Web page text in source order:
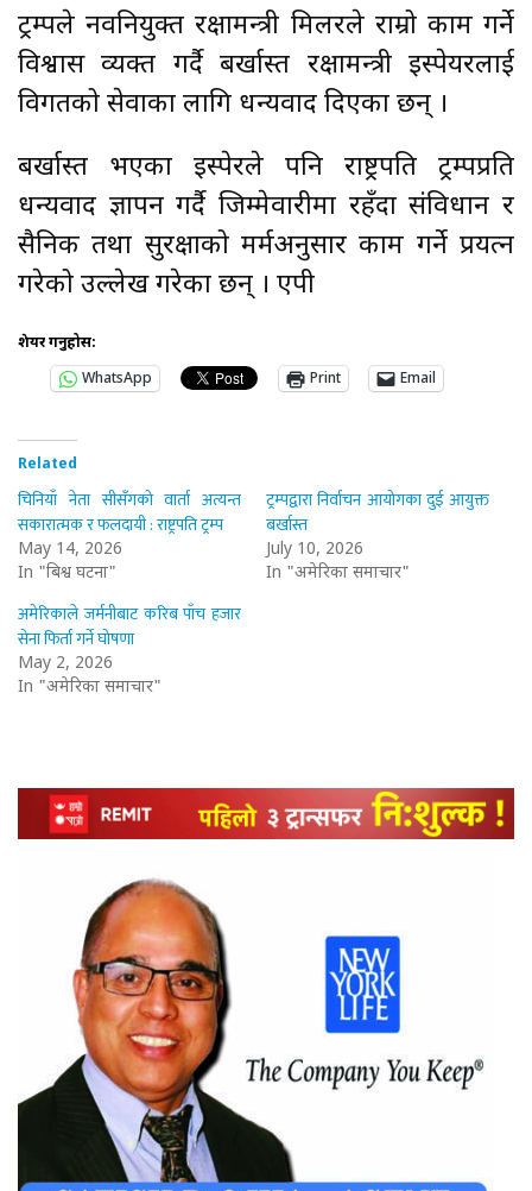
ट्रम्पले नवनियुक्त रक्षामन्त्री मिलरले राम्रो काम गर्ने
विश्वास व्यक्त गर्दै बर्खास्त रक्षामन्त्री इस्पेयरलाई
विगतको सेवाका लागि धन्यवाद दिएका छन् ।
बर्खास्त भएका इस्पेरले पनि राष्ट्रपति ट्रम्पप्रति
धन्यवाद ज्ञापन गर्दै जिम्मेवारीमा रहँदा संविधान र
सैनिक तथा सुरक्षाको मर्मअनुसार काम गर्ने प्रयत्न
गरेको उल्लेख गरेका छन् । एपी
शेयर गर्नुहोस:
WhatsApp
Print Email
Related
चिनियाँ नेता सीसँगको वार्ता अत्यन्त
सकारात्मक र फलदायी : राष्ट्रपति ट्रम्प
May 14, 2026
In "बिश्व घटना"
ट्रम्पद्वारा निर्वाचन आयोगका दुई आयुक्त
बर्खास्त
July 10, 2026
In "अमेरिका समाचार"
अमेरिकाले जर्मनीबाट करिब पाँच हजार
सेना फिर्ता गर्ने घोषणा
May 2, 2026
In "अमेरिका समाचार"